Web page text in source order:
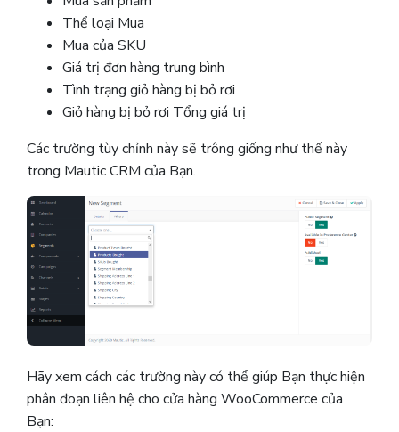
Thể loại Mua
Mua của SKU
Giá trị đơn hàng trung bình
Tình trạng giỏ hàng bị bỏ rơi
Giỏ hàng bị bỏ rơi Tổng giá trị
Các trường tùy chỉnh này sẽ trông giống như thế này
trong Mautic ​​CRM của Bạn.
Hãy xem cách các trường này có thể giúp Bạn thực hiện
phân đoạn liên hệ cho cửa hàng WooCommerce của
Bạn: